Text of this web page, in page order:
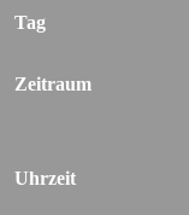
Tag
Zeitraum
Uhrzeit